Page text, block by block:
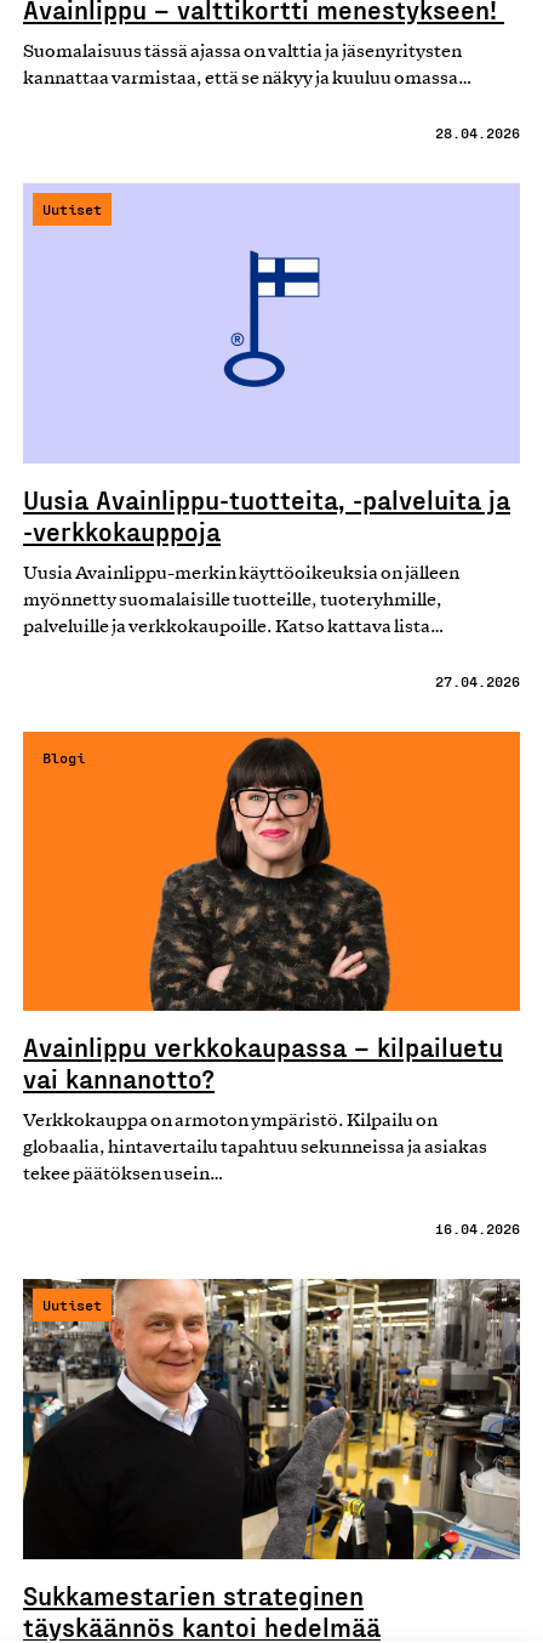
Avainlippu – valttikortti menestykseen!
Suomalaisuus tässä ajassa on valttia ja jäsenyritysten
kannattaa varmistaa, että se näkyy ja kuuluu omassa…
28.04.2026
Uutiset
Uusia Avainlippu-tuotteita, -palveluita ja
-verkkokauppoja
Uusia Avainlippu-merkin käyttöoikeuksia on jälleen
myönnetty suomalaisille tuotteille, tuoteryhmille,
palveluille ja verkkokaupoille. Katso kattava lista…
27.04.2026
Blogi
Avainlippu verkkokaupassa – kilpailuetu
vai kannanotto?
Verkkokauppa on armoton ympäristö. Kilpailu on
globaalia, hintavertailu tapahtuu sekunneissa ja asiakas
tekee päätöksen usein…
16.04.2026
Uutiset
Sukkamestarien strateginen
täyskäännös kantoi hedelmää